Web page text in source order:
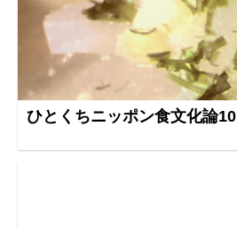
ひとくちニッポン食文化論10